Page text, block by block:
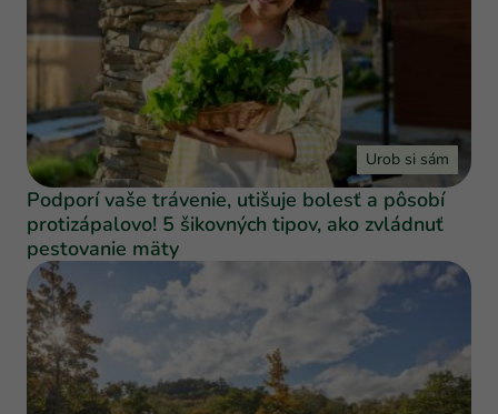
Urob si sám
Podporí vaše trávenie, utišuje bolesť a pôsobí
protizápalovo! 5 šikovných tipov, ako zvládnuť
pestovanie mäty